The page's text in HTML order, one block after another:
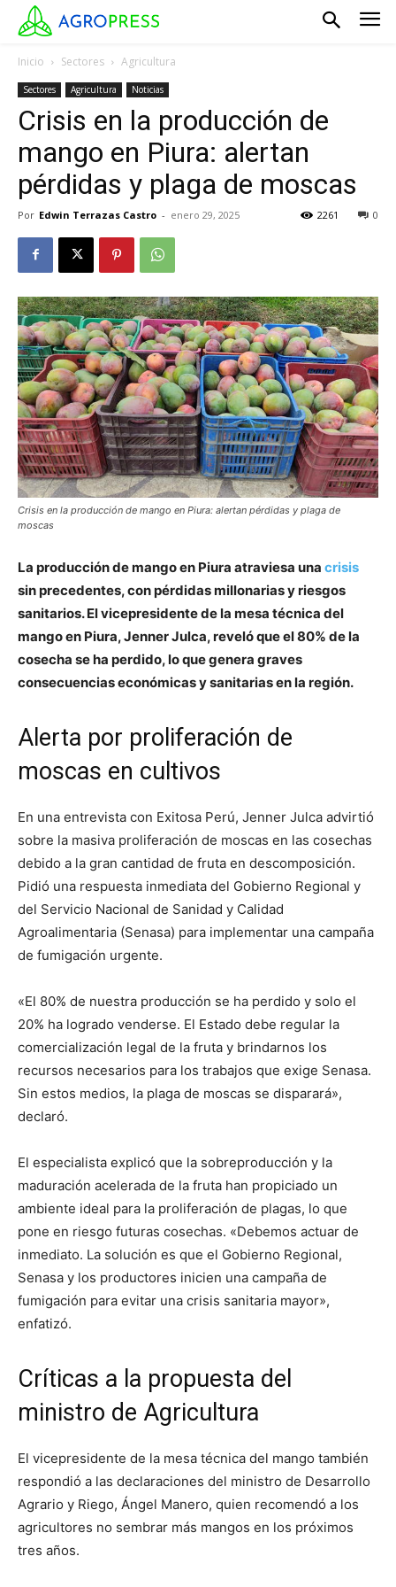
Inicio Sectores Agricultura
Sectores Agricultura Noticias
Crisis en la producción de
mango en Piura: alertan
pérdidas y plaga de moscas
Por Edwin Terrazas Castro - enero 29, 2025 0
2261
Crisis en la producción de mango en Piura: alertan pérdidas y plaga de
moscas
La producción de mango en Piura atraviesa una crisis
sin precedentes, con pérdidas millonarias y riesgos
sanitarios. El vicepresidente de la mesa técnica del
mango en Piura, Jenner Julca, reveló que el 80% de la
cosecha se ha perdido, lo que genera graves
consecuencias económicas y sanitarias en la región.
Alerta por proliferación de
moscas en cultivos
En una entrevista con Exitosa Perú, Jenner Julca advirtió
sobre la masiva proliferación de moscas en las cosechas
debido a la gran cantidad de fruta en descomposición.
Pidió una respuesta inmediata del Gobierno Regional y
del Servicio Nacional de Sanidad y Calidad
Agroalimentaria (Senasa) para implementar una campaña
de fumigación urgente.
«El 80% de nuestra producción se ha perdido y solo el
20% ha logrado venderse. El Estado debe regular la
comercialización legal de la fruta y brindarnos los
recursos necesarios para los trabajos que exige Senasa.
Sin estos medios, la plaga de moscas se disparará»,
declaró.
El especialista explicó que la sobreproducción y la
maduración acelerada de la fruta han propiciado un
ambiente ideal para la proliferación de plagas, lo que
pone en riesgo futuras cosechas. «Debemos actuar de
inmediato. La solución es que el Gobierno Regional,
Senasa y los productores inicien una campaña de
fumigación para evitar una crisis sanitaria mayor»,
enfatizó.
Críticas a la propuesta del
ministro de Agricultura
El vicepresidente de la mesa técnica del mango también
respondió a las declaraciones del ministro de Desarrollo
Agrario y Riego, Ángel Manero, quien recomendó a los
agricultores no sembrar más mangos en los próximos
tres años.